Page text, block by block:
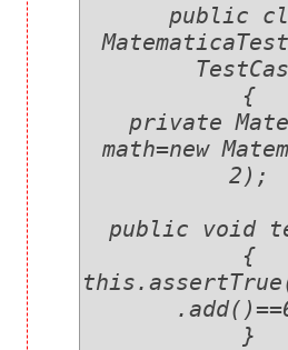
public
{
private
math=new
2);
public void
{
}